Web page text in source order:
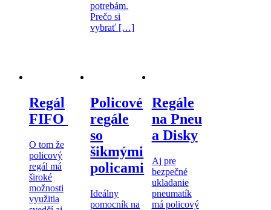
potrebám.
Prečo si
vybrať […]
Regál
FIFO
O tom že
policový
regál má
široké
možnosti
využitia
Policové
regále
so
šikmými
policami
Ideálny
pomocník na
Regále
na Pneu
a Disky
Aj pre
bezpečné
ukladanie
pneumatík
má policový